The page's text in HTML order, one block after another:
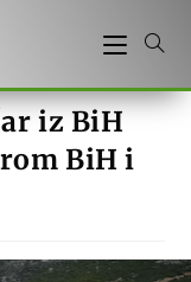
iz BiH
BiH i